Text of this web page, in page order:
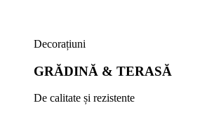
Decorațiuni
GRĂDINĂ & TERASĂ
De calitate și rezistente